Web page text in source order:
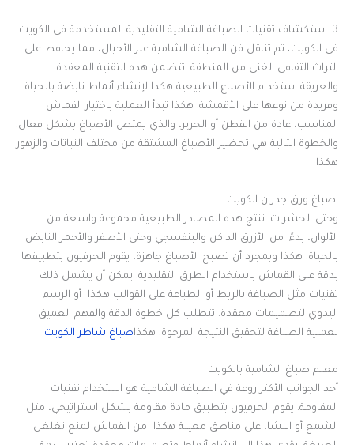
3. استكشاف تقنيات الصباغة الشامية التقليدية المستخدمة في الكويت
في الكويت، تم تناقل فن الصباغة الشامية عبر الأجيال، مما يحافظ على
التراث الثقافي الغني من المنطقة. تتضمن هذه التقنية المعقدة
والعريقة استخدام الأصباغ الطبيعية هكذا لإنشاء أنماط نابضة بالحياة
وفريدة من نوعها على الأقمشة. هكذا تبدأ العملية باختيار القماش
المناسب، عادة من القطن أو الحرير، والذي يمتص الأصباغ بشكل فعال.
والخطوة التالية هي تحضير الأصباغ المشتقة من مختلف النباتات والزهور
هكذا
اصباغ ورق جدران الكويت
وحتى الحشرات. تنتج هذه المصادر الطبيعية مجموعة واسعة من
الألوان، بدءًا من الأزرق الداكن والبنفسجي وحتى الأصفر والأحمر النابض
بالحياة. هكذا وبمجرد أن تصبح الأصباغ جاهزة، يقوم الحرفيون بتطبيقها
بدقة على القماش باستخدام الطرق التقليدية. يمكن أن يشمل ذلك
تقنيات مثل الصباغة بالربط أو الطباعة على القوالب هكذا أو الرسم
اليدوي لتصميمات معقدة. تتطلب كل خطوة الدقة والفهم العميق
لعملية الصباغة لتحقيق النتيجة المرجوة. هكذاصباغ شاطر الكويت
معلم صباغ الشامية بالكويت
أحد الجوانب الأكثر روعة في الصباغة الشامية هو استخدام تقنيات
المقاومة. يقوم الحرفيون بتطبيق مادة مقاومة بشكل استراتيجي، مثل
الشمع أو النشا، على مناطق معينة هكذا من القماش لمنع تغلغل